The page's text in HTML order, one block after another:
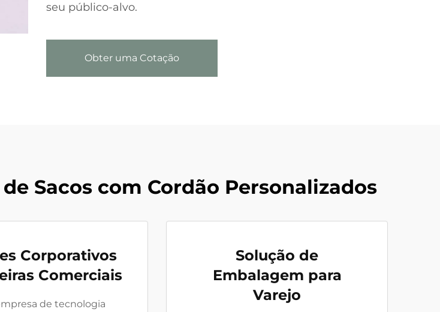
seu público-alvo.
Obter uma Cotação
Sacos com Cordão Personalizados
Corporativos
Comerciais
de tecnologia
Solução de
Embalagem para
Varejo